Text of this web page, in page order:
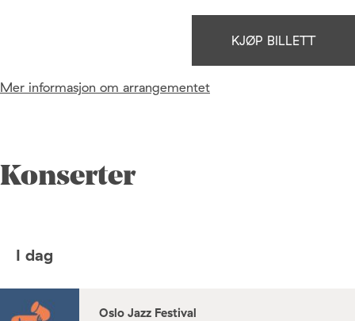
KJØP BILLETT
Mer informasjon om arrangementet
Konserter
I dag
Oslo Jazz Festival